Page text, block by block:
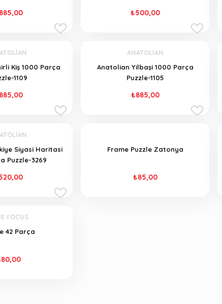
₺500,00
Kiş 1000 Parça
1109
ANATOLİAN
Anatolian Yilbaşi 1000 Parça
Puzzle-1105
₺885,00
Siyasi Haritasi
Puzzle-3269
Frame Puzzle Zatonya
₺85,00
FOCUS
42 Parça